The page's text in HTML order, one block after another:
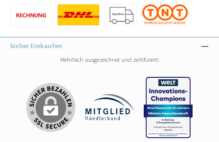
Sicher Einkaufen
Mehrfach ausgezeichnet und zertifiziert!